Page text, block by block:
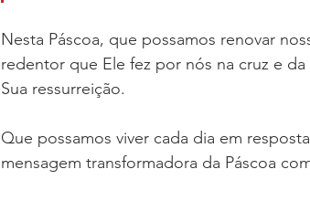
Nesta Páscoa, que possamos renovar
redentor que Ele fez por nós na cruz e
Sua ressurreição.
Que possamos viver cada dia em
mensagem transformadora da Páscoa